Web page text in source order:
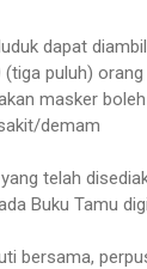
dapat
puluh)
masker
demam
telah
Buku Tamu
bersama,